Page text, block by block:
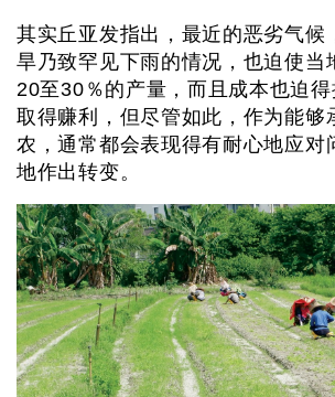
其实丘亚发指出，最近的恶劣气候
旱乃致罕见下雨的情况，也迫使当
20至30％的产量，而且成本也迫
取得赚利，但尽管如此，作为能够
农，通常都会表现得有耐心地应对
地作出转变。